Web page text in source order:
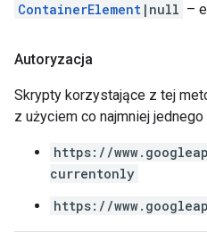
ContainerElement |null –
Autoryzacja
Skrypty korzystające z tej
z użyciem co najmniej
https://
currentonly
https://